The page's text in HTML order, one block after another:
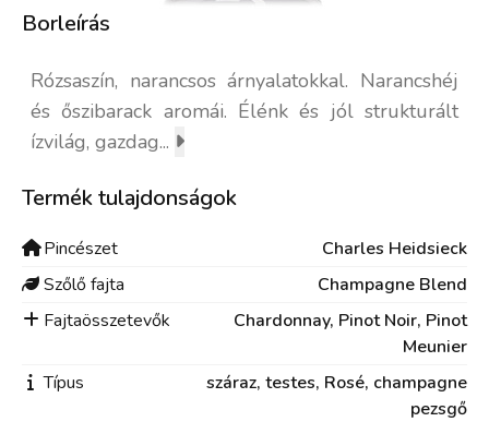
Borleírás
Rózsaszín, narancsos árnyalatokkal. Narancshéj
és őszibarack aromái. Élénk és jól strukturált
ízvilág, gazdag...
Termék tulajdonságok
Pincészet
Charles Heidsieck
Szőlő fajta
Champagne Blend
Fajtaösszetevők
Chardonnay, Pinot Noir, Pinot
Meunier
Típus
száraz, testes, Rosé, champagne
pezsgő